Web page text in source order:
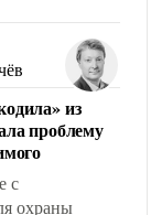
и где
поступки не
из
проблему
с
охраны